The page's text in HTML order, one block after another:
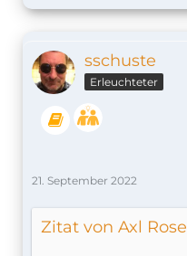
sschuste
Erleuchteter
21. September 2022
Zitat von Axl Rose